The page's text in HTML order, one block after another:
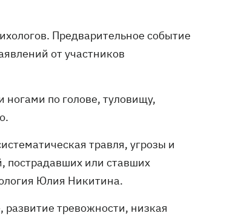
Предварительное событие
от участников
ногами по голове, туловищу,
травля, угрозы и
пострадавших или ставших
Юлия Никитина.
тревожности, низкая